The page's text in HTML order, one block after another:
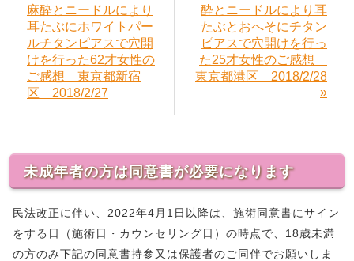
麻酔とニードルにより
耳たぶにホワイトパー
ルチタンピアスで穴開
けを行った62才女性の
ご感想 東京都新宿
区 2018/2/27
酔とニードルにより耳
たぶとおへそにチタン
ピアスで穴開けを行っ
た25才女性のご感想
東京都港区 2018/2/28
»
未成年者の方は同意書が必要になります
民法改正に伴い、2022年4月1日以降は、施術同意書にサイン
をする日（施術日・カウンセリング日）の時点で、18歳未満
の方のみ下記の同意書持参又は保護者のご同伴でお願いしま